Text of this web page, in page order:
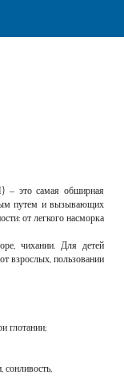
– это самая обширная
путем и вызывающих
от легкого насморка
чихании. Для детей
взрослых, пользовании
глотании;